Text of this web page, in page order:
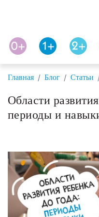
Главная / Блог / Статьи
Области
периоды и